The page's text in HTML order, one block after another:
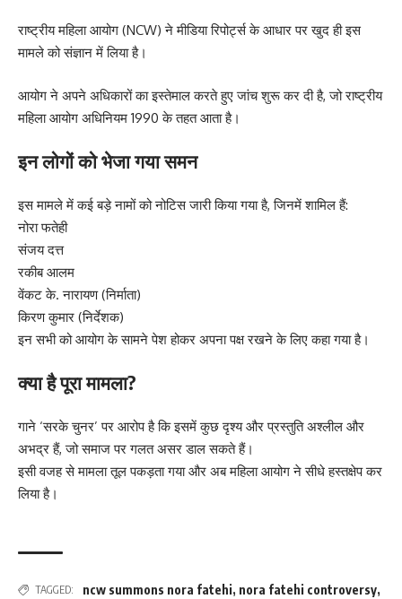
राष्ट्रीय महिला आयोग (NCW) ने मीडिया रिपोर्ट्स के आधार पर खुद ही इस
मामले को संज्ञान में लिया है।
आयोग ने अपने अधिकारों का इस्तेमाल करते हुए जांच शुरू कर दी है, जो राष्ट्रीय
महिला आयोग अधिनियम 1990 के तहत आता है।
इन लोगों को भेजा गया समन
इस मामले में कई बड़े नामों को नोटिस जारी किया गया है, जिनमें शामिल हैं:
नोरा फतेही
संजय दत्त
रकीब आलम
वेंकट के. नारायण (निर्माता)
किरण कुमार (निर्देशक)
इन सभी को आयोग के सामने पेश होकर अपना पक्ष रखने के लिए कहा गया है।
क्या है पूरा मामला?
गाने ‘सरके चुनर’ पर आरोप है कि इसमें कुछ दृश्य और प्रस्तुति अश्लील और
अभद्र हैं, जो समाज पर गलत असर डाल सकते हैं।
इसी वजह से मामला तूल पकड़ता गया और अब महिला आयोग ने सीधे हस्तक्षेप कर
लिया है।
TAGGED: ncw summons nora fatehi, nora fatehi controversy,